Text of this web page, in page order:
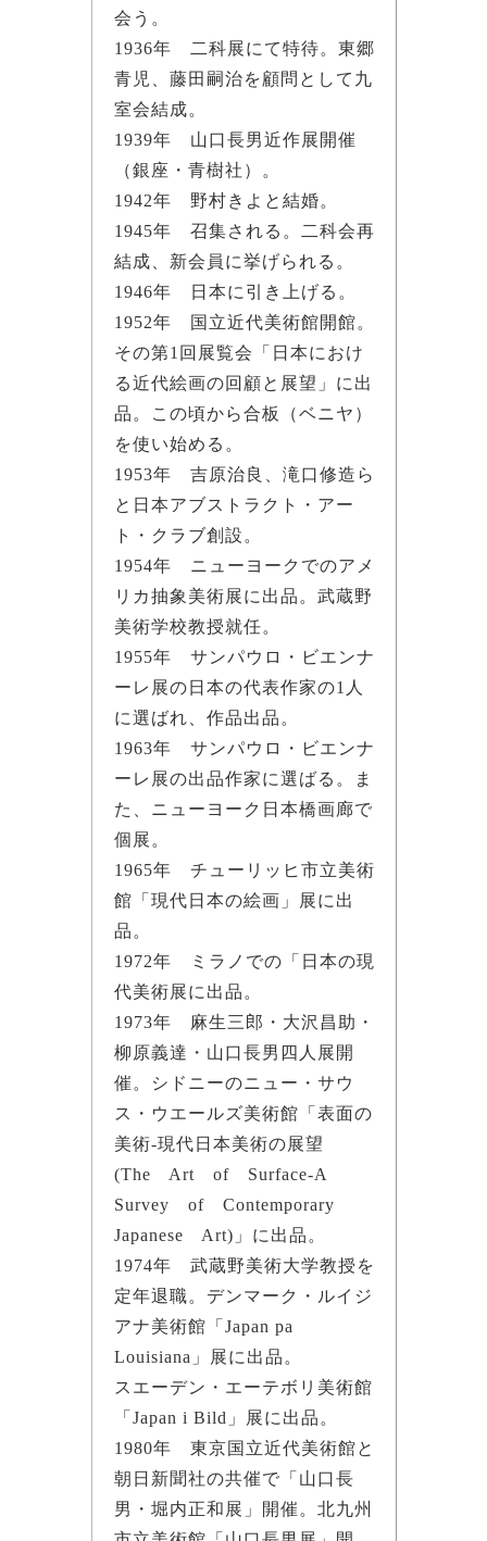
会う。
1936年 二科展にて特待。東郷
青児、藤田嗣治を顧問として九
室会結成。
1939年 山口長男近作展開催
（銀座・青樹社）。
1942年 野村きよと結婚。
1945年 召集される。二科会再
結成、新会員に挙げられる。
1946年 日本に引き上げる。
1952年 国立近代美術館開館。
その第1回展覧会「日本におけ
る近代絵画の回顧と展望」に出
品。この頃から合板（ベニヤ）
を使い始める。
1953年 吉原治良、滝口修造ら
と日本アブストラクト・アー
ト・クラブ創設。
1954年 ニューヨークでのアメ
リカ抽象美術展に出品。武蔵野
美術学校教授就任。
1955年 サンパウロ・ビエンナ
ーレ展の日本の代表作家の1人
に選ばれ、作品出品。
1963年 サンパウロ・ビエンナ
ーレ展の出品作家に選ばる。ま
た、ニューヨーク日本橋画廊で
個展。
1965年 チューリッヒ市立美術
館「現代日本の絵画」展に出
品。
1972年 ミラノでの「日本の現
代美術展に出品。
1973年 麻生三郎・大沢昌助・
柳原義達・山口長男四人展開
催。シドニーのニュー・サウ
ス・ウエールズ美術館「表面の
美術-現代日本美術の展望
(The Art of Surface-A
Survey of Contemporary
Japanese Art)」に出品。
1974年 武蔵野美術大学教授を
定年退職。デンマーク・ルイジ
アナ美術館「Japan pa
Louisiana」展に出品。
スエーデン・エーテボリ美術館
「Japan i Bild」展に出品。
1980年 東京国立近代美術館と
朝日新聞社の共催で「山口長
男・堀内正和展」開催。北九州